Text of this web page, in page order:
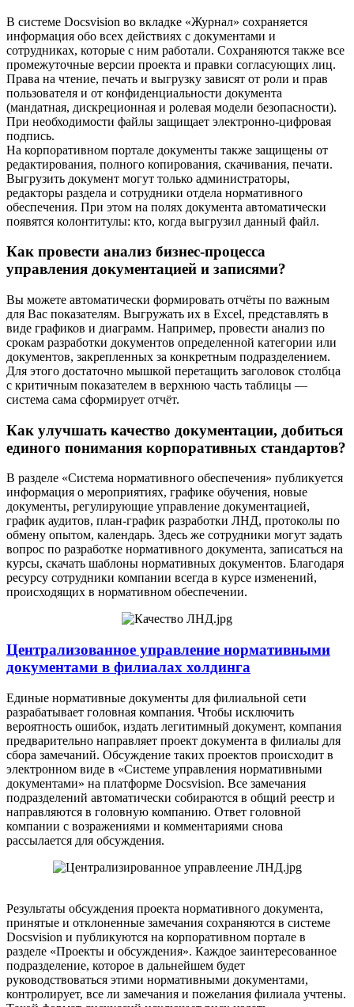
В системе Docsvision во вкладке «Журнал» сохраняется
информация обо всех действиях с документами и
сотрудниках, которые с ним работали. Сохраняются также все
промежуточные версии проекта и правки согласующих лиц.
Права на чтение, печать и выгрузку зависят от роли и прав
пользователя и от конфиденциальности документа
(мандатная, дискреционная и ролевая модели безопасности).
При необходимости файлы защищает электронно-цифровая
подпись.
На корпоративном портале документы также защищены от
редактирования, полного копирования, скачивания, печати.
Выгрузить документ могут только администраторы,
редакторы раздела и сотрудники отдела нормативного
обеспечения. При этом на полях документа автоматически
появятся колонтитулы: кто, когда выгрузил данный файл.
Как провести анализ бизнес-процесса
управления документацией и записями?
Вы можете автоматически формировать отчёты по важным
для Вас показателям. Выгружать их в Excel, представлять в
виде графиков и диаграмм. Например, провести анализ по
срокам разработки документов определенной категории или
документов, закрепленных за конкретным подразделением.
Для этого достаточно мышкой перетащить заголовок столбца
с критичным показателем в верхнюю часть таблицы —
система сама сформирует отчёт.
Как улучшать качество документации, добиться
единого понимания корпоративных стандартов?
В разделе «Система нормативного обеспечения» публикуется
информация о мероприятиях, графике обучения, новые
документы, регулирующие управление документацией,
график аудитов, план-график разработки ЛНД, протоколы по
обмену опытом, календарь. Здесь же сотрудники могут задать
вопрос по разработке нормативного документа, записаться на
курсы, скачать шаблоны нормативных документов. Благодаря
ресурсу сотрудники компании всегда в курсе изменений,
происходящих в нормативном обеспечении.
Централизованное управление нормативными
документами в филиалах холдинга
Единые нормативные документы для филиальной сети
разрабатывает головная компания. Чтобы исключить
вероятность ошибок, издать легитимный документ, компания
предварительно направляет проект документа в филиалы для
сбора замечаний. Обсуждение таких проектов происходит в
электронном виде в «Системе управления нормативными
документами» на платформе Docsvision. Все замечания
подразделений автоматически собираются в общий реестр и
направляются в головную компанию. Ответ головной
компании с возражениями и комментариями снова
рассылается для обсуждения.
Результаты обсуждения проекта нормативного документа,
принятые и отклоненные замечания сохраняются в системе
Docsvision и публикуются на корпоративном портале в
разделе «Проекты и обсуждения». Каждое заинтересованное
подразделение, которое в дальнейшем будет
руководствоваться этими нормативными документами,
контролирует, все ли замечания и пожелания филиала учтены.